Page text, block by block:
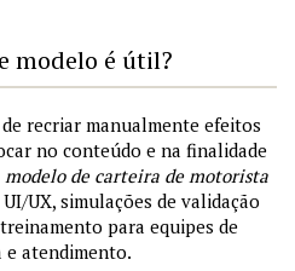
modelo é útil?
recriar manualmente efeitos
no conteúdo e na finalidade
modelo de carteira de motorista
UX, simulações de validação
para equipes de
e atendimento.